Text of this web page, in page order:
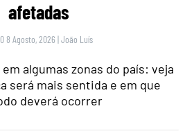
afetadas
8 Agosto, 2026 |João Luís
algumas zonas do país: veja
será mais sentida e em que
deverá ocorrer